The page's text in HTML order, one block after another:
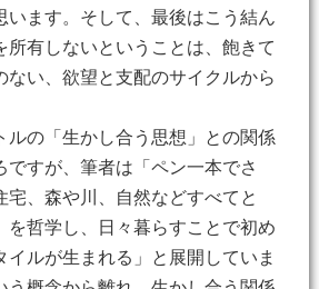
います。そして、最後はこう結ん
所有しないということは、飽きて
ない、欲望と支配のサイクルから
の「生かし合う思想」との関係
ですが、筆者は「ペン一本でさ
宅、森や川、自然などすべてと
を哲学し、日々暮らすことで初め
イルが生まれる」と展開していま